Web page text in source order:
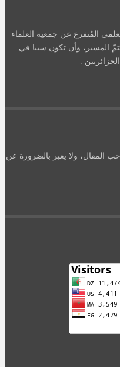
المُتفرع عن جمعية العلماء
المسير، وأن تكون سببا في
.
المقال، ولا يعبر بالضرورة عن